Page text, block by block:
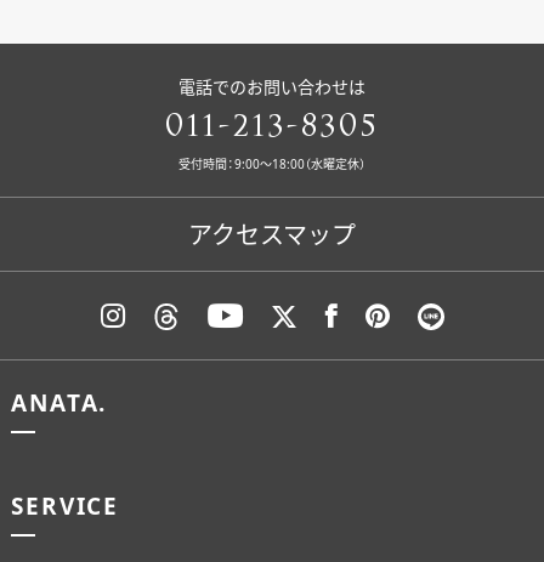
電話でのお問い合わせは
011-213-8305
受付時間：9:00〜18:00（水曜定休）
アクセスマップ
ANATA.
SERVICE